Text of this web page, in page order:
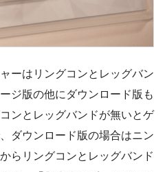
ーはリングコンとレッグバン
ジ版の他にダウンロード版も
ンとレッグバンドが無いとゲ
ダウンロード版の場合はニン
らリングコンとレッグバンド